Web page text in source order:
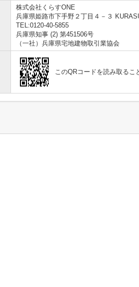
株式会社くらすONE
兵庫県姫路市下手野２丁目４－３
TEL:0120-40-5855
兵庫県知事 (2) 第451506号
（一社）兵庫県宅地建物取引業協会
このQRコードを読み取るこ